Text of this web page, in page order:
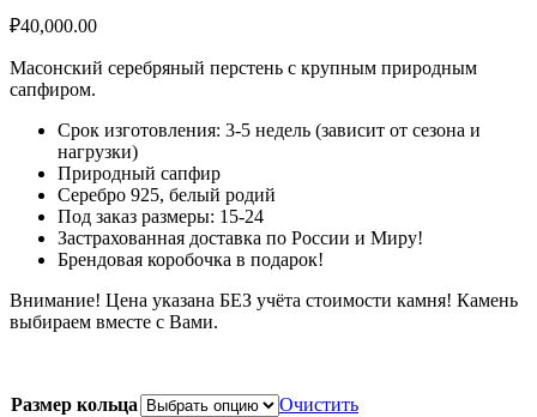
₽40,000.00
Масонский серебряный перстень с крупным природным
сапфиром.
Срок изготовления: 3-5 недель (зависит от сезона и
нагрузки)
Природный сапфир
Серебро 925, белый родий
Под заказ размеры: 15-24
Застрахованная доставка по России и Миру!
Брендовая коробочка в подарок!
Внимание! Цена указана БЕЗ учёта стоимости камня! Камень
выбираем вместе с Вами.
Размер кольца
Очистить